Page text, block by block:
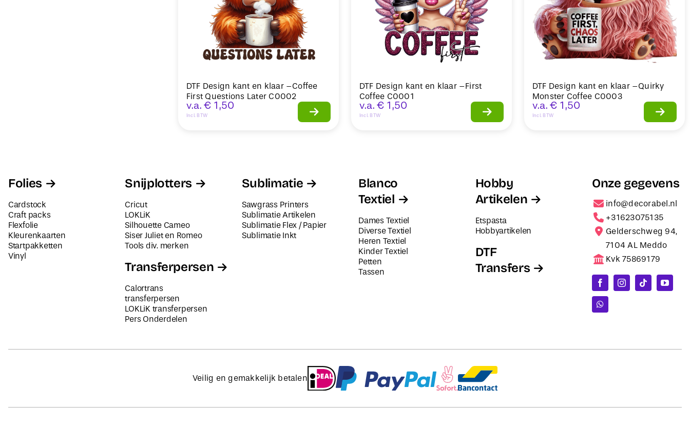
DTF Design kant en klaar –Coffee
First Questions Later C0002
v.a. € 1,50
Incl. BTW
DTF Design kant en klaar –First
Coffee C0001
v.a. € 1,50
Incl. BTW
DTF Design kant en klaar –Quirky
Monster Coffee C0003
v.a. € 1,50
Incl. BTW
Folies
Cardstock
Craft packs
Flexfolie
Kleurenkaarten
Startpakketten
Vinyl
Snijplotters
Cricut
LOKLiK
Silhouette Cameo
Siser Juliet en Romeo
Tools div. merken
Transferpersen
Calortrans
transferpersen
LOKLiK transferpersen
Pers Onderdelen
Sublimatie
Sawgrass Printers
Sublimatie Artikelen
Sublimatie Flex / Papier
Sublimatie Inkt
Blanco
Textiel
Dames Textiel
Diverse Textiel
Heren Textiel
Kinder Textiel
Petten
Tassen
Hobby
Artikelen
Etspasta
Hobbyartikelen
DTF
Transfers
Onze gegevens
info@decorabel.nl
+31623075135
Gelderschweg 94,
7104 AL Meddo
Kvk 75869179
Veilig en gemakkelijk betalen